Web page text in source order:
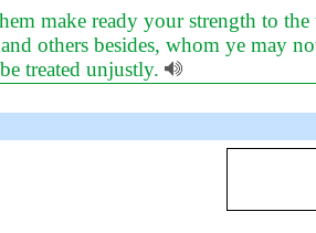
make ready your strength to
and others besides, whom ye may
treated unjustly.